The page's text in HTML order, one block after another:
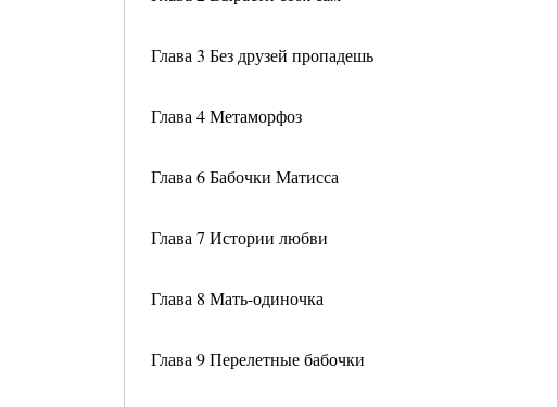
Глава 3 Без друзей пропадешь
Глава 4 Метаморфоз
Глава 6 Бабочки Матисса
Глава 7 Истории любви
Глава 8 Мать-одиночка
Глава 9 Перелетные бабочки